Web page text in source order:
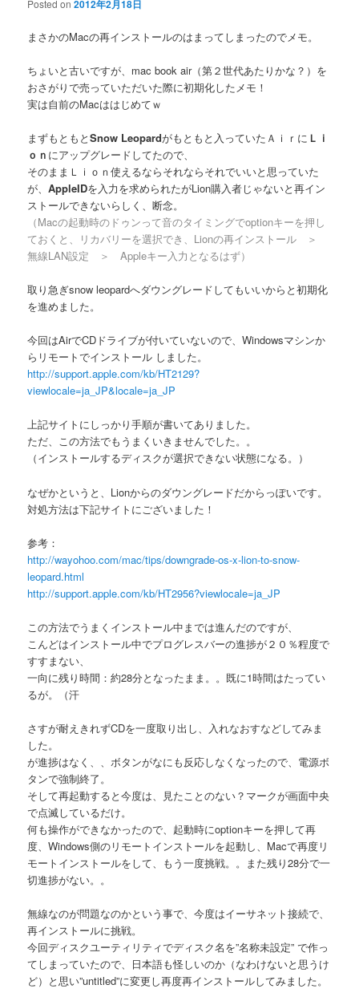
Posted on2012年2月18日
まさかのMacの再インストールのはまってしまったのでメモ。
ちょいと古いですが、mac book air（第２世代あたりかな？）を
おさがりで売っていただいた際に初期化したメモ！
実は自前のMacははじめてｗ
まずもともとSnow Leopardがもともと入っていたＡｉｒに Ｌｉ
ｏｎ にアップグレードしてたので、
そのままＬｉｏｎ使えるならそれならそれでいいと思っていた
が、AppleIDを入力を求められたがLion購入者じゃないと再イン
ストールできないらしく、断念。
（Macの起動時のドゥンって音のタイミングでoptionキーを押し
ておくと、リカバリーを選択でき、Lionの再インストール ＞
無線LAN設定 ＞ Appleキー入力となるはず）
取り急ぎsnow leopardへダウングレードしてもいいからと初期化
を進めました。
今回はAirでCDドライブが付いていないので、Windowsマシンか
らリモートでインストール しました。
http://support.apple.com/kb/HT2129?
viewlocale=ja_JP&locale=ja_JP
上記サイトにしっかり手順が書いてありました。
ただ、この方法でもうまくいきませんでした。。
（インストールするディスクが選択できない状態になる。）
なぜかというと、Lionからのダウングレードだからっぽいです。
対処方法は下記サイトにございました！
参考：
http://wayohoo.com/mac/tips/downgrade-os-x-lion-to-snow-
leopard.html
http://support.apple.com/kb/HT2956?viewlocale=ja_JP
この方法でうまくインストール中までは進んだのですが、
こんどはインストール中でプログレスバーの進捗が２０％程度で
すすまない、
一向に残り時間：約28分となったまま。。既に1時間はたってい
るが。（汗
さすが耐えきれずCDを一度取り出し、入れなおすなどしてみま
した。
が進捗はなく、、ボタンがなにも反応しなくなったので、電源ボ
タンで強制終了。
そして再起動すると今度は、見たことのない？マークが画面中央
で点滅しているだけ。
何も操作ができなかったので、起動時にoptionキーを押して再
度、Windows側のリモートインストールを起動し、Macで再度リ
モートインストールをして、もう一度挑戦。。また残り28分で一
切進捗がない。。
無線なのが問題なのかという事で、今度はイーサネット接続で、
再インストールに挑戦。
今回ディスクユーティリティでディスク名を”名称未設定” で作っ
てしまっていたので、日本語も怪しいのか（なわけないと思うけ
ど）と思い”untitled”に変更し再度再インストールしてみました。